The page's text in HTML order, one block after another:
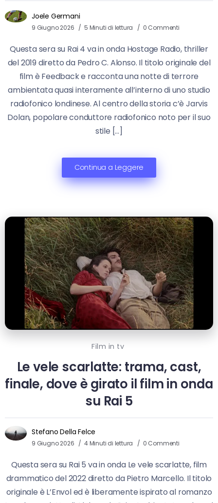
Joele Germani
9 Giugno 2026 5 Minuti di lettura 0 Commenti
Questa sera su Rai 4 va in onda Hostage Radio, thriller
del 2019 diretto da Pedro C. Alonso. Il titolo originale del
film è Feedback e racconta una notte di terrore
ambientata quasi interamente all’interno di uno studio
radiofonico londinese. Al centro della storia c’è Jarvis
Dolan, popolare conduttore radiofonico noto per il suo
stile […]
Continua a Leggere
Film in tv
Le vele scarlatte: trama, cast,
finale, dove è girato il film in onda
su Rai 5
Stefano Della Felce
9 Giugno 2026 4 Minuti di lettura 0 Commenti
Questa sera su Rai 5 va in onda Le vele scarlatte, film
drammatico del 2022 diretto da Pietro Marcello. Il titolo
originale è L’Envol ed è liberamente ispirato al romanzo